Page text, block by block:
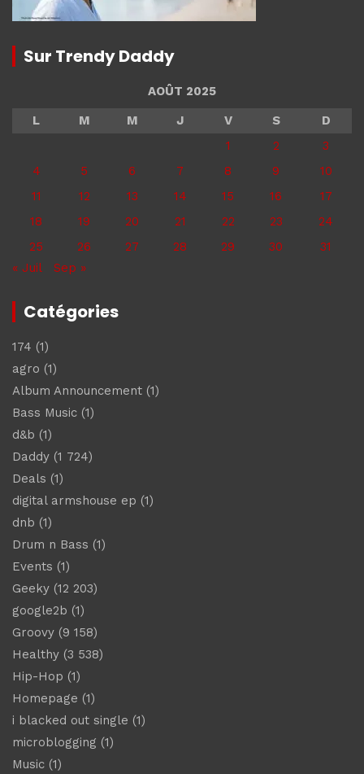
Sur Trendy Daddy
AOÛT 2025
L
M M J V S
D
1
2
3
4
5 6 7 8 9
10
11
12 13 14 15 16
17
18
19 20 21 22 23
24
25
26 27 28 29 30
31
« Juil
Sep »
Catégories
174 (1)
agro (1)
Album Announcement (1)
Bass Music (1)
d&b (1)
Daddy (1 724)
Deals (1)
digital armshouse ep (1)
dnb (1)
Drum n Bass (1)
Events (1)
Geeky (12 203)
google2b (1)
Groovy (9 158)
Healthy (3 538)
Hip-Hop (1)
Homepage (1)
i blacked out single (1)
microblogging (1)
Music (1)